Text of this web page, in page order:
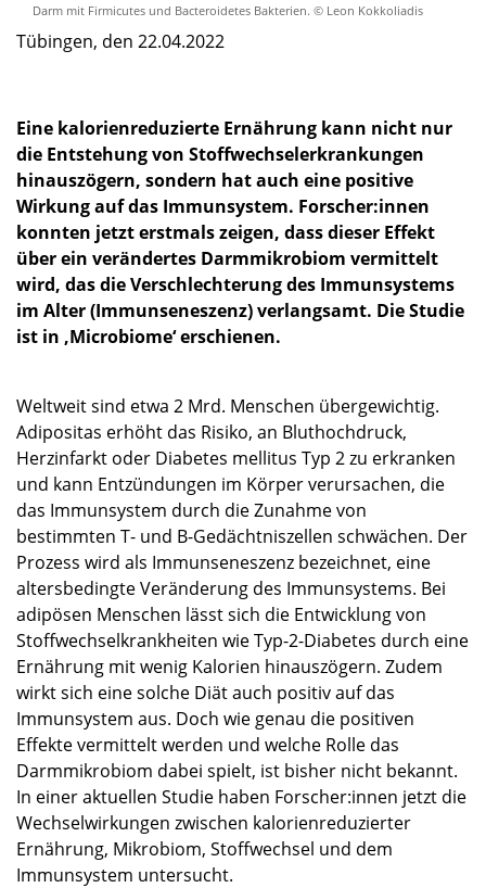
Darm mit Firmicutes und Bacteroidetes Bakterien. © Leon Kokkoliadis
Tübingen, den 22.04.2022
Eine kalorienreduzierte Ernährung kann nicht nur
die Entstehung von Stoffwechselerkrankungen
hinauszögern, sondern hat auch eine positive
Wirkung auf das Immunsystem. Forscher:innen
konnten jetzt erstmals zeigen, dass dieser Effekt
über ein verändertes Darmmikrobiom vermittelt
wird, das die Verschlechterung des Immunsystems
im Alter (Immunseneszenz) verlangsamt. Die Studie
ist in ‚Microbiome‘ erschienen.
Weltweit sind etwa 2 Mrd. Menschen übergewichtig.
Adipositas erhöht das Risiko, an Bluthochdruck,
Herzinfarkt oder Diabetes mellitus Typ 2 zu erkranken
und kann Entzündungen im Körper verursachen, die
das Immunsystem durch die Zunahme von
bestimmten T- und B-Gedächtniszellen schwächen. Der
Prozess wird als Immunseneszenz bezeichnet, eine
altersbedingte Veränderung des Immunsystems. Bei
adipösen Menschen lässt sich die Entwicklung von
Stoffwechselkrankheiten wie Typ-2-Diabetes durch eine
Ernährung mit wenig Kalorien hinauszögern. Zudem
wirkt sich eine solche Diät auch positiv auf das
Immunsystem aus. Doch wie genau die positiven
Effekte vermittelt werden und welche Rolle das
Darmmikrobiom dabei spielt, ist bisher nicht bekannt.
In einer aktuellen Studie haben Forscher:innen jetzt die
Wechselwirkungen zwischen kalorienreduzierter
Ernährung, Mikrobiom, Stoffwechsel und dem
Immunsystem untersucht.